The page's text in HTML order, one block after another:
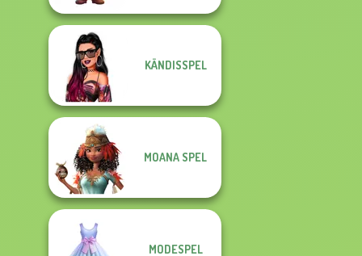
KÄNDISSPEL
MOANA SPEL
MODESPEL